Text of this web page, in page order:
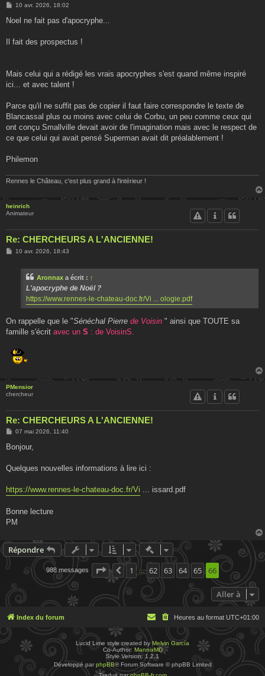
M
s
g
10 avr. 2026, 18:02
Noel ne fait pas d'apocryphe...
Il fait des prospectus !
Mais celui qui a rédigé les vrais apocryphes s'est quand même inspiré
ici... et avec talent !
Parce qu'il ne suffit pas de copier il faut faire correspondre le texte de
Blancassal plus ou moins avec celui de Corbu, un peu comme ceux qui
ont conçu Smallville devait avoir de l'imagination mais avec le respect de
ce que celui qui avait pensé Superman avait dit préalablement !
Philemon
Rennes le Château, c'est plus grand à l'intérieur !
heinrich
Animateur
Re: CHERCHEURS A L'ANCIENNE!
M10 avr. 2026, 18:43
Aronnax a écrit : ↑
L'apocryphe de Noël ?
https://www.rennes-le-chateau-doc.fr/Vi ... ologie.pdf
On rappelle que le "Sénéchal Pierre de Voisin " ainsi que TOUTE sa
famille s'écrit avec un S : de VoisinS.
PMensior
chercheur
Re: CHERCHEURS A L'ANCIENNE!
M
s
g
07 mai 2026, 11:40
Bonjour,
Quelques nouvelles informations à lire ici :
https://www.rennes-le-chateau-doc.fr/Vi ... issard.pdf
Bonne lecture
PM
Répondre Actions rapides de
988 messages Page 66 sur 66
Précédente
1 … 62 63 64 65 66
Aller à
Index du forum Heures au format UTC+01:00
Lucid Lime style created by Melvin García
Co-Author: MannixMD
Style Version: 1.2.1
Développé par phpBB® Forum Software © phpBB Limited